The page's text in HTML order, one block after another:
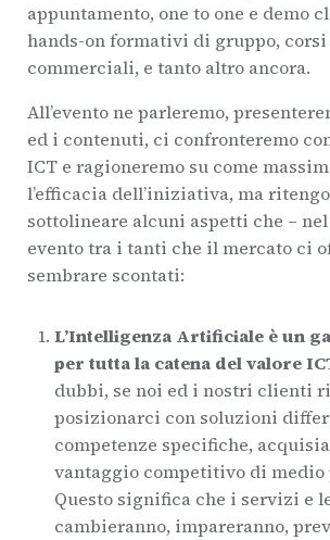
appuntamento, one to one e demo
hands-on formativi di gruppo,
commerciali, e tanto altro ancora.
All’evento ne parleremo,
ed i contenuti, ci confronteremo
ICT e ragioneremo su come
l’efficacia dell’iniziativa, ma
sottolineare alcuni aspetti che –
evento tra i tanti che il mercato ci
sembrare scontati:
L’Intelligenza Artificiale è un
per tutta la catena del valore
dubbi, se noi ed i nostri clienti
posizionarci con soluzioni
competenze specifiche,
vantaggio competitivo di medio
Questo significa che i servizi e
cambieranno, impareranno,